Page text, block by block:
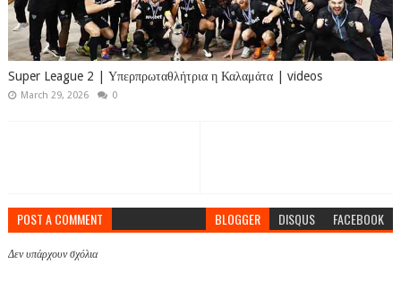
Super League 2 | Υπερπρωταθλήτρια η Καλαμάτα | videos
March 29, 2026 0
POST A COMMENT BLOGGER DISQUS FACEBOOK
Δεν υπάρχουν σχόλια